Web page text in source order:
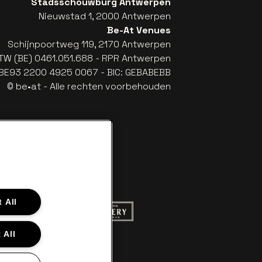
Nieuwstad 1, 2000 Antwerpen
Be-At Venues
Schijnpoortweg 119, 2170 Antwerpen
(BE) 0461.051.688 - RPR Antwerpen
2200 4925 0067 - BIC: GEBABEBB
© be•at - Alle rechten voorbehouden
van Red Bull
de website van Het logo van Aperol
van Gazet van Antwerpen
All
All